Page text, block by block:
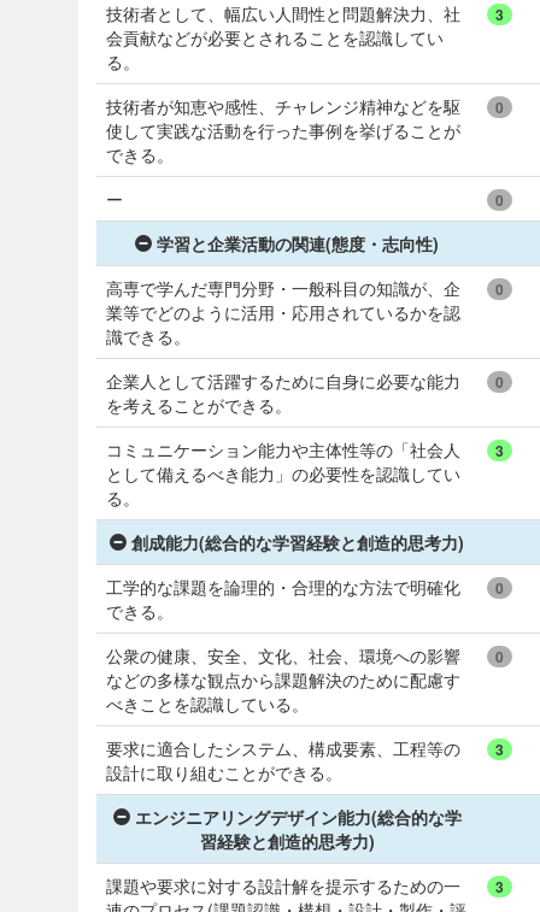
技術者として、幅広い人間性と問題解決力、社
会貢献などが必要とされることを認識してい
る。
3
技術者が知恵や感性、チャレンジ精神などを駆
使して実践な活動を行った事例を挙げることが
できる。
0
ー 0
学習と企業活動の関連(態度・志向性)
高専で学んだ専門分野・一般科目の知識が、企
業等でどのように活用・応用されているかを認
識できる。
0
企業人として活躍するために自身に必要な能力
を考えることができる。
0
コミュニケーション能力や主体性等の「社会人
として備えるべき能力」の必要性を認識してい
る。
3
創成能力(総合的な学習経験と創造的思考力)
工学的な課題を論理的・合理的な方法で明確化
できる。
0
公衆の健康、安全、文化、社会、環境への影響
などの多様な観点から課題解決のために配慮す
べきことを認識している。
0
要求に適合したシステム、構成要素、工程等の
設計に取り組むことができる。
3
エンジニアリングデザイン能力(総合的な学
習経験と創造的思考力)
課題や要求に対する設計解を提示するための一
3